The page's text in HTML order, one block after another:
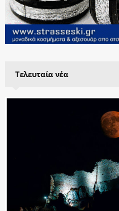
Τελευταία νέα